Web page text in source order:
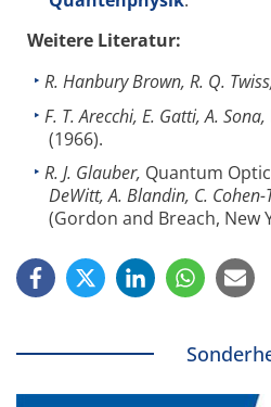
Weitere Literatur:
R. Hanbury Brown, R. Q.
F. T. Arecchi, E. Gatti, A. Sona,
(1966).
R. J. Glauber, Quantum
DeWitt, A. Blandin, C.
(Gordon and Breach, New